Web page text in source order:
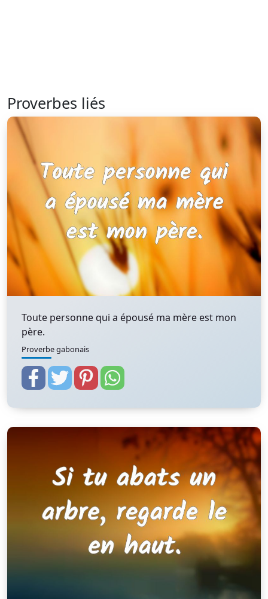
Proverbes liés
Toute personne qui a épousé ma mère est mon
père.
Proverbe gabonais